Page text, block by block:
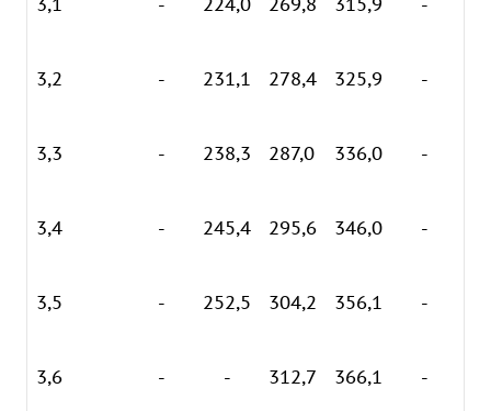
3,2 - 231,1 278,4 325,9 -
3,3 - 238,3 287,0 336,0 -
3,4 - 245,4 295,6 346,0 -
3,5 - 252,5 304,2 356,1 -
3,6 - - 312,7 366,1 -